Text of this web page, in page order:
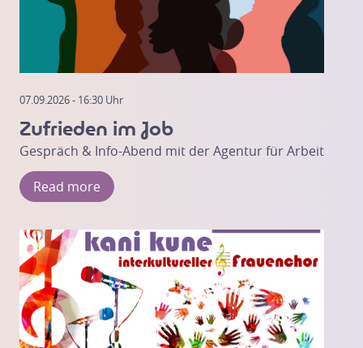
07.09.2026 - 16:30 Uhr
Zufrieden im Job
Gespräch & Info-Abend mit der Agentur für Arbeit
Read more